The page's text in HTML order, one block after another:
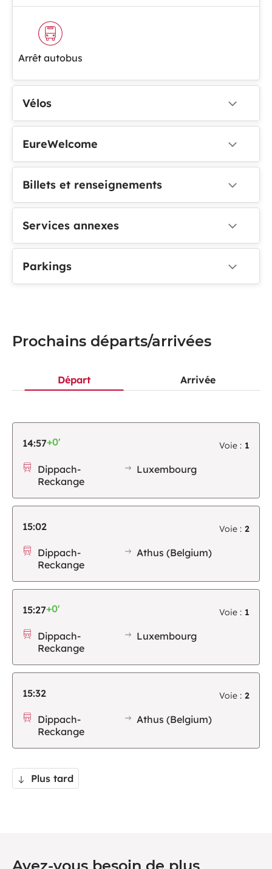
Arrêt autobus
Vélos
EureWelcome
Billets et renseignements
Services annexes
Parkings
Prochains départs/arrivées
Départ Arrivée
14:57+0' Voie : 1
Dippach-
Reckange
Luxembourg
15:02 Voie : 2
Dippach-
Reckange
Athus (Belgium)
15:27+0' Voie : 1
Dippach-
Reckange
Luxembourg
15:32 Voie : 2
Dippach-
Reckange
Athus (Belgium)
Plus tard